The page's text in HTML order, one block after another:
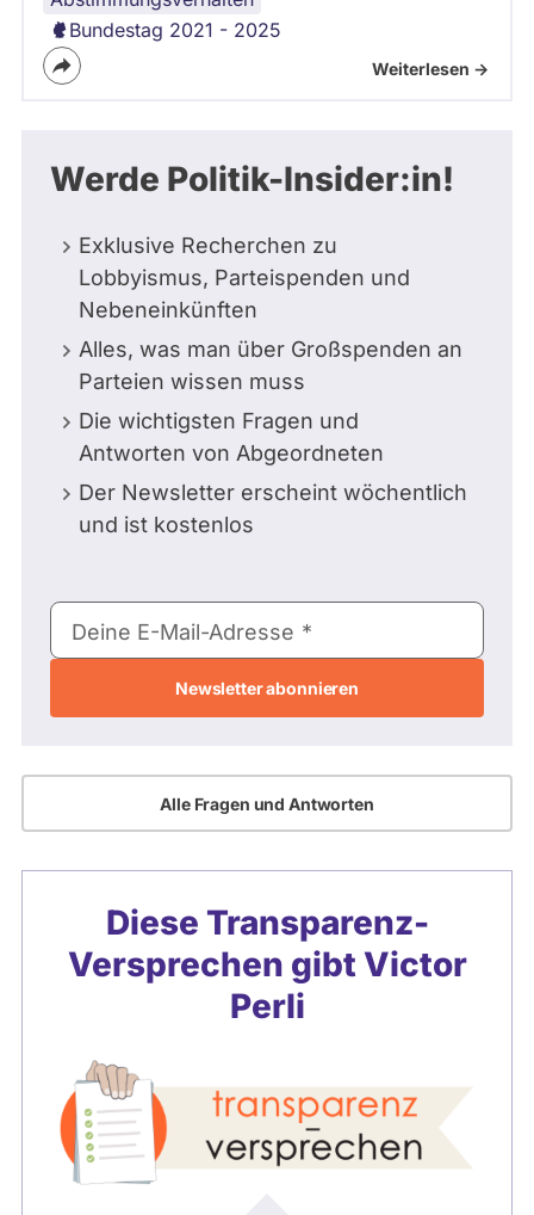
Bundestag 2021 - 2025
Weiterlesen ->
Werde Politik-Insider:in!
Exklusive Recherchen zu
Lobbyismus, Parteispenden und
Nebeneinkünften
Alles, was man über Großspenden an
Parteien wissen muss
Die wichtigsten Fragen und
Antworten von Abgeordneten
Der Newsletter erscheint wöchentlich
und ist kostenlos
E-
Mail-
Deine E-Mail-Adresse
Alle Fragen und Antworten
Diese Transparenz-
Versprechen gibt Victor
Perli